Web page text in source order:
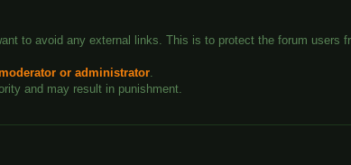
to avoid any external links. This is to protect the forum users
or administrator.
and may result in punishment.